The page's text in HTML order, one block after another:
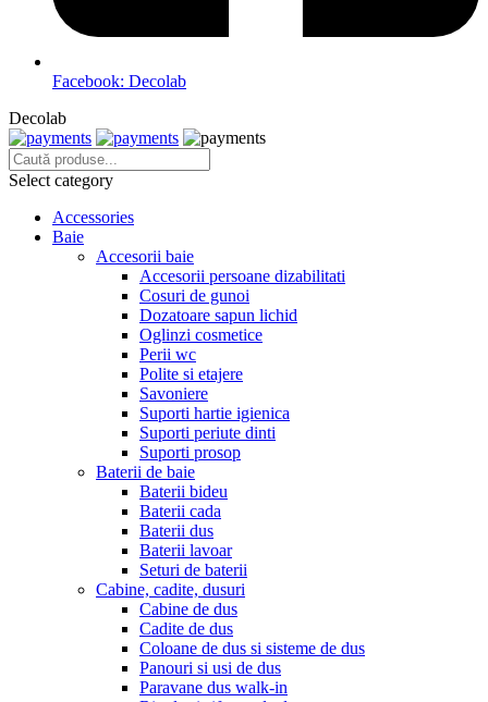
Facebook: Decolab
Decolab
Select category
Accessories
Baie
Accesorii baie
Accesorii persoane dizabilitati
Cosuri de gunoi
Dozatoare sapun lichid
Oglinzi cosmetice
Perii wc
Polite si etajere
Savoniere
Suporti hartie igienica
Suporti periute dinti
Suporti prosop
Baterii de baie
Baterii bideu
Baterii cada
Baterii dus
Baterii lavoar
Seturi de baterii
Cabine, cadite, dusuri
Cabine de dus
Cadite de dus
Coloane de dus si sisteme de dus
Panouri si usi de dus
Paravane dus walk-in